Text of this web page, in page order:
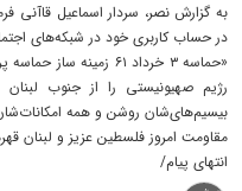
به گزارش نصر، سردار اسماعیل قاآنی
در حساب کاربری خود در شبکه‌های
رژیم صهیونیستی را از جنوب
بیسیم‌های‌شان روشن و همه
مقاومت امروز فلسطین عزیز و
انتهای پیام/